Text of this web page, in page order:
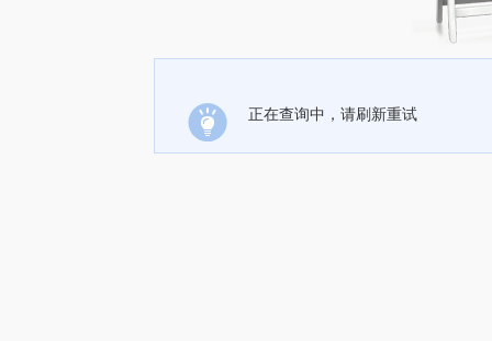
正在查询中，请刷新重试